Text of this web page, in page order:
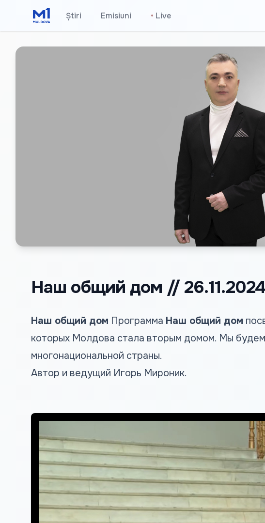
Știri Emisiuni • Live
Наш общий дом // 26.11.2024
Наш общий дом Программа Наш общий дом
которых Молдова стала вторым домом. Мы будем
многонациональной страны.
Автор и ведущий Игорь Мироник.